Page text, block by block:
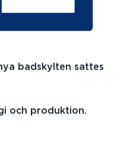
badskylten sattes
och produktion.